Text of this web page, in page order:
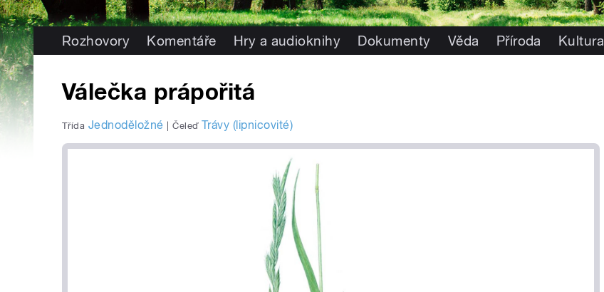
Rozhovory Komentáře Hry a audioknihy Dokumenty Věda Příroda Kultura
Válečka prápořitá
Třída Jednoděložné Čeleď Trávy (lipnicovité)